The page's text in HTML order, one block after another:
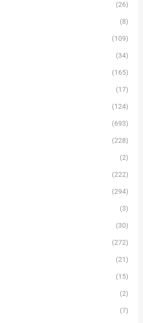
(26)
(8)
(109)
(34)
(165)
(17)
(124)
(693)
(228)
(2)
(222)
(294)
(3)
(30)
(272)
(21)
(15)
(2)
(7)